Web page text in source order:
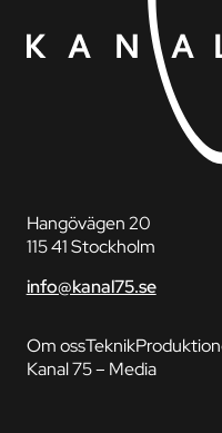
Hangövägen 20
115 41 Stockholm
info@kanal75.se
Om ossTeknik
Kanal 75 – Media